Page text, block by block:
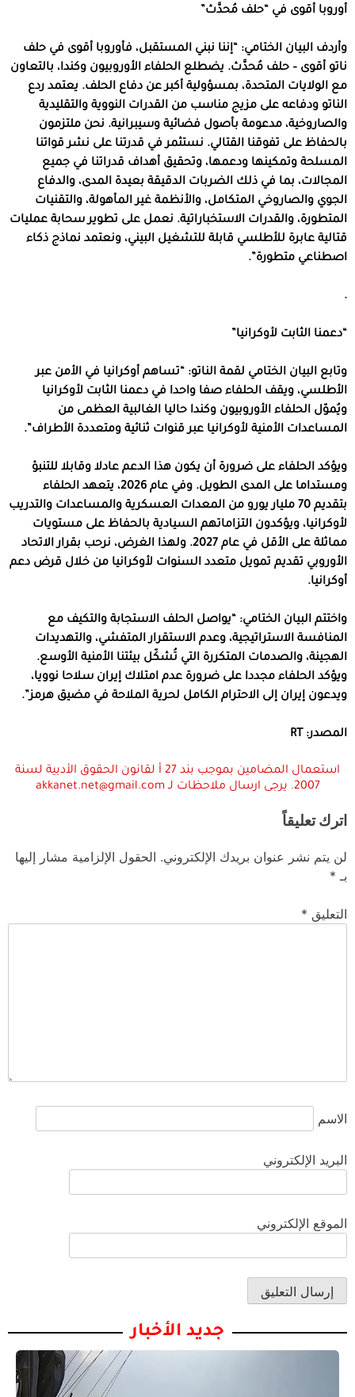
أوروبا أقوى في “حلف مُحدَّث”
وأردف البيان الختامي: “إننا نبني المستقبل، فأوروبا أقوى في حلف
ناتو أقوى – حلف مُحدَّث. يضطلع الحلفاء الأوروبيون وكندا، بالتعاون
مع الولايات المتحدة، بمسؤولية أكبر عن دفاع الحلف. يعتمد ردع
الناتو ودفاعه على مزيج مناسب من القدرات النووية والتقليدية
والصاروخية، مدعومة بأصول فضائية وسيبرانية. نحن ملتزمون
بالحفاظ على تفوقنا القتالي. نستثمر في قدرتنا على نشر قواتنا
المسلحة وتمكينها ودعمها، وتحقيق أهداف قدراتنا في جميع
المجالات، بما في ذلك الضربات الدقيقة بعيدة المدى، والدفاع
الجوي والصاروخي المتكامل، والأنظمة غير المأهولة، والتقنيات
المتطورة، والقدرات الاستخباراتية. نعمل على تطوير سحابة عمليات
قتالية عابرة للأطلسي قابلة للتشغيل البيني، ونعتمد نماذج ذكاء
اصطناعي متطورة”.
.
“دعمنا الثابت لأوكرانيا”
وتابع البيان الختامي لقمة الناتو: “تساهم أوكرانيا في الأمن عبر
الأطلسي، ويقف الحلفاء صفا واحدا في دعمنا الثابت لأوكرانيا
ويُموّل الحلفاء الأوروبيون وكندا حاليا الغالبية العظمى من
المساعدات الأمنية لأوكرانيا عبر قنوات ثنائية ومتعددة الأطراف”.
ويؤكد الحلفاء على ضرورة أن يكون هذا الدعم عادلا وقابلا للتنبؤ
ومستداما على المدى الطويل. وفي عام 2026، يتعهد الحلفاء
بتقديم 70 مليار يورو من المعدات العسكرية والمساعدات والتدريب
لأوكرانيا، ويؤكدون التزاماتهم السيادية بالحفاظ على مستويات
مماثلة على الأقل في عام 2027. ولهذا الغرض، نرحب بقرار الاتحاد
الأوروبي تقديم تمويل متعدد السنوات لأوكرانيا من خلال قرض دعم
أوكرانيا.
واختتم البيان الختامي: “يواصل الحلف الاستجابة والتكيف مع
المنافسة الاستراتيجية، وعدم الاستقرار المتفشي، والتهديدات
الهجينة، والصدمات المتكررة التي تُشكّل بيئتنا الأمنية الأوسع.
ويؤكد الحلفاء مجددا على ضرورة عدم امتلاك إيران سلاحا نوويا،
ويدعون إيران إلى الاحترام الكامل لحرية الملاحة في مضيق هرمز”.
المصدر: RT
استعمال المضامين بموجب بند 27 أ لقانون الحقوق الأدبية لسنة
2007. يرجى ارسال ملاحظات لـ akkanet.net@gmail.com
اترك تعليقاً
لن يتم نشر عنوان بريدك الإلكتروني. الحقول الإلزامية مشار إليها
بـ *
التعليق *
الاسم
البريد الإلكتروني
الموقع الإلكتروني
جديد الأخبار